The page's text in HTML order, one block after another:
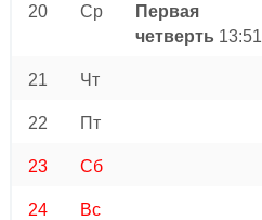
20 Ср
Первая
четверть 13:51
21 Чт
22 Пт
23 Сб
24 Вс